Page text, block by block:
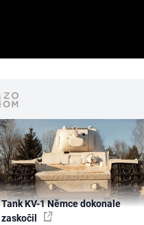
Tank KV-1 Němce dokonale
zaskočil